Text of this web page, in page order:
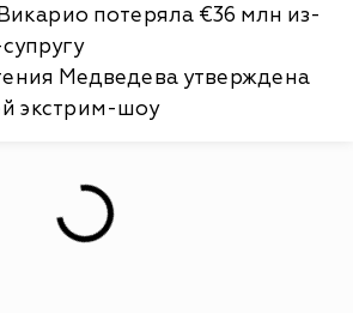
потеряла €36 млн из-
Медведева утверждена
экстрим-шоу